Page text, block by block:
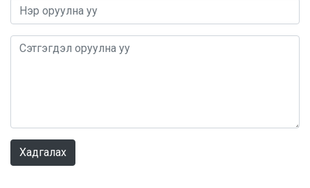
Хадгалах